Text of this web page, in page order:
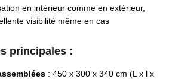
en intérieur comme en extérieur,
visibilité même en cas
principales :
: 450 x 300 x 340 cm (L x l x